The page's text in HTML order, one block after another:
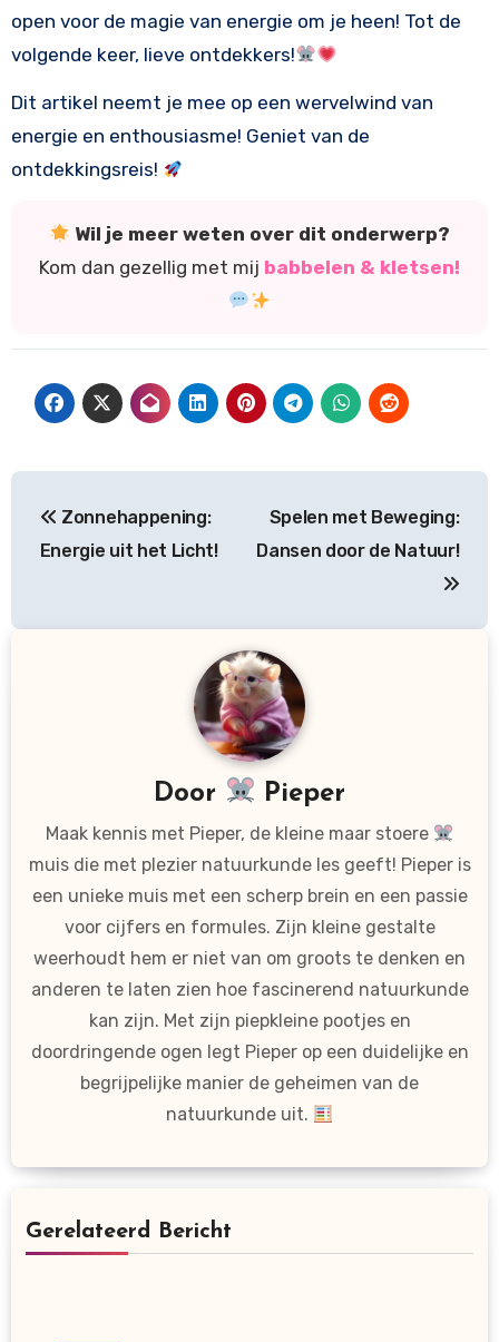
open voor de magie van energie om je heen! Tot de
volgende keer, lieve ontdekkers!
Dit artikel neemt je mee op een wervelwind van
energie en enthousiasme! Geniet van de
ontdekkingsreis!
Wil je meer weten over dit onderwerp?
Kom dan gezellig met mij babbelen & kletsen!
navigatie
Zonnehappening:
Energie uit het Licht!
Spelen met Beweging:
Dansen door de Natuur!
Door Pieper
Maak kennis met Pieper, de kleine maar stoere
muis die met plezier natuurkunde les geeft! Pieper is
een unieke muis met een scherp brein en een passie
voor cijfers en formules. Zijn kleine gestalte
weerhoudt hem er niet van om groots te denken en
anderen te laten zien hoe fascinerend natuurkunde
kan zijn. Met zijn piepkleine pootjes en
doordringende ogen legt Pieper op een duidelijke en
begrijpelijke manier de geheimen van de
natuurkunde uit.
Gerelateerd Bericht